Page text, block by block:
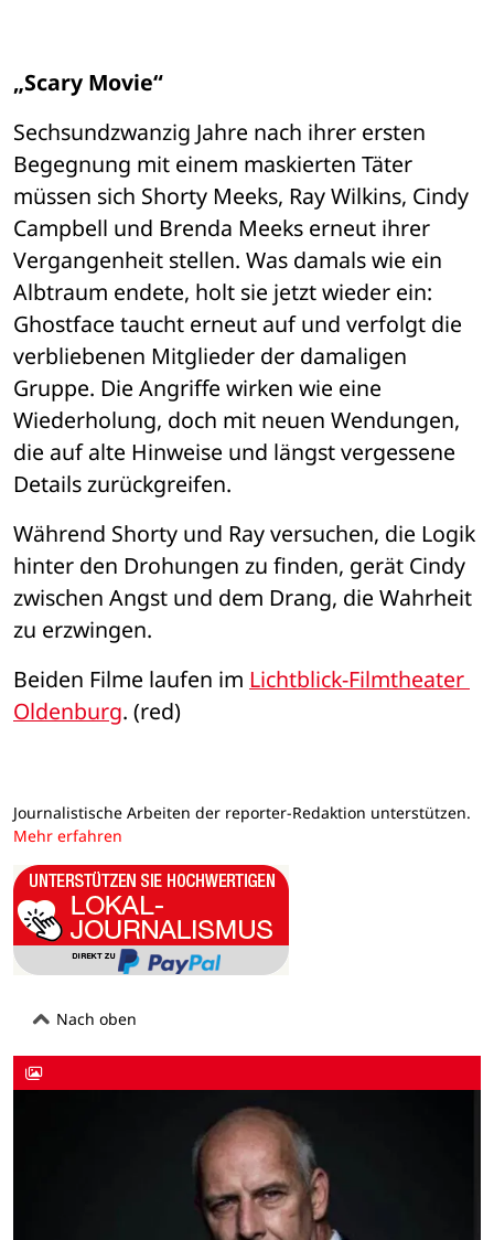
„Scary Movie“
Sechsundzwanzig Jahre nach ihrer ersten
Begegnung mit einem maskierten Täter
müssen sich Shorty Meeks, Ray Wilkins, Cindy
Campbell und Brenda Meeks erneut ihrer
Vergangenheit stellen. Was damals wie ein
Albtraum endete, holt sie jetzt wieder ein:
Ghostface taucht erneut auf und verfolgt die
verbliebenen Mitglieder der damaligen
Gruppe. Die Angriffe wirken wie eine
Wiederholung, doch mit neuen Wendungen,
die auf alte Hinweise und längst vergessene
Details zurückgreifen.
Während Shorty und Ray versuchen, die Logik
hinter den Drohungen zu finden, gerät Cindy
zwischen Angst und dem Drang, die Wahrheit
zu erzwingen.
Beiden Filme laufen im Lichtblick-Filmtheater
Oldenburg. (red)
Journalistische Arbeiten der reporter-Redaktion unterstützen.
Mehr erfahren
Nach oben